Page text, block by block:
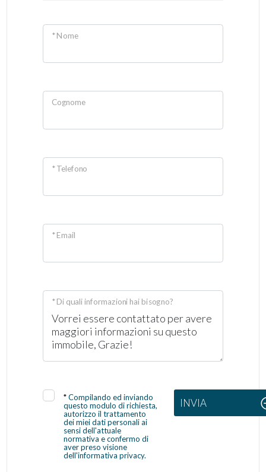
* Nome
Cognome
* Telefono
* Email
* Di quali informazioni hai bisogno?
*Compilando ed inviando
questo modulo di richiesta,
autorizzo il trattamento
dei miei dati personali ai
sensi dell'attuale
normativa e confermo di
aver preso visione
dell'informativa privacy.
INVIA